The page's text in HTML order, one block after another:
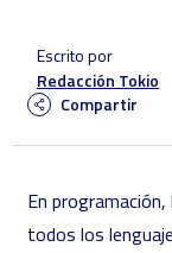
Escrito por
Redacción Tokio
Compartir
En
todos los